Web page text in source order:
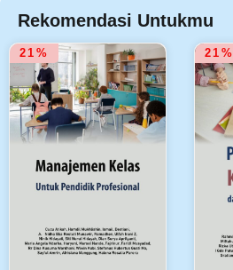
Rekomendasi Untukmu
21% 21%